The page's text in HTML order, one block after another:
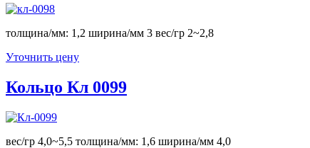
толщина/мм: 1,2 ширина/мм 3 вес/гр 2~2,8
Уточнить цену
Кольцо Кл 0099
вес/гр 4,0~5,5 толщина/мм: 1,6 ширина/мм 4,0